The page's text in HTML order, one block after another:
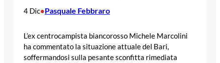
4 Dic•Pasquale Febbraro
L’ex centrocampista biancorosso Michele Marcolini
ha commentato la situazione attuale del Bari,
soffermandosi sulla pesante sconfitta rimediata